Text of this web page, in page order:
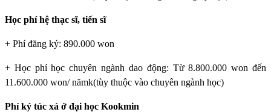
Học phí hệ thạc sĩ, tiến sĩ
+ Phí đăng ký: 890.000 won
+ Học phí học chuyên ngành dao động: Từ 8.800.000 won đến
11.600.000 won/ nămk(tùy thuộc vào chuyên ngành học)
Phí ký túc xá ở đại học Kookmin